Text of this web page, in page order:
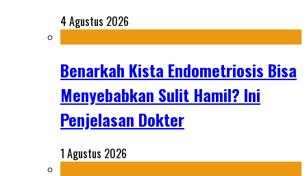
4 Agustus 2026
Benarkah Kista Endometriosis Bisa
Menyebabkan Sulit Hamil? Ini
Penjelasan Dokter
1 Agustus 2026